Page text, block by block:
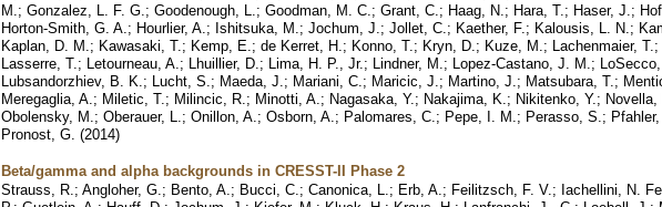
M. ; Gonzalez, L. F. G. ; Goodenough, L. ; Goodman, M. C. ; Grant, C. ; Haag, N. ; Hara, T. ; Haser, J. ;
Horton-Smith, G. A. ; Hourlier, A. ; Ishitsuka, M. ; Jochum, J. ; Jollet, C. ; Kaether, F. ; Kalousis, L. N. ;
Kaplan, D. M. ; Kawasaki, T. ; Kemp, E. ; de Kerret, H. ; Konno, T. ; Kryn, D. ; Kuze, M. ; Lachenmaier, T. ;
Lasserre, T. ; Letourneau, A. ; Lhuillier, D. ; Lima, H. P., Jr. ; Lindner, M. ; Lopez-Castano, J. M. ;
Lubsandorzhiev, B. K. ; Lucht, S. ; Maeda, J. ; Mariani, C. ; Maricic, J. ; Martino, J. ; Matsubara, T. ;
Meregaglia, A. ; Miletic, T. ; Milincic, R. ; Minotti, A. ; Nagasaka, Y. ; Nakajima, K. ; Nikitenko, Y. ; Novella,
Obolensky, M. ; Oberauer, L. ; Onillon, A. ; Osborn, A. ; Palomares, C. ; Pepe, I. M. ; Perasso, S. ; Pfahler,
Pronost, G. (2014)
Beta/gamma and alpha backgrounds in CRESST-II Phase 2
Strauss, R. ; Angloher, G. ; Bento, A. ; Bucci, C. ; Canonica, L. ; Erb, A. ; Feilitzsch, F. V. ; Iachellini, N.